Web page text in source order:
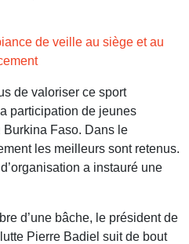
de veille au siège et au
de valoriser ce sport
participation de jeunes
Burkina Faso. Dans le
les meilleurs sont retenus.
a instauré une
d’une bâche, le président de
Pierre Badiel suit de bout